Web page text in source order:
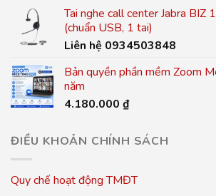
Tai nghe call center Jabra BIZ
(chuẩn USB, 1 tai)
Liên hệ 0934503848
Bản quyền phần mềm Zoom
năm
4.180.000 ₫
ĐIỀU KHOẢN CHÍNH SÁCH
Quy chế hoạt động TMĐT